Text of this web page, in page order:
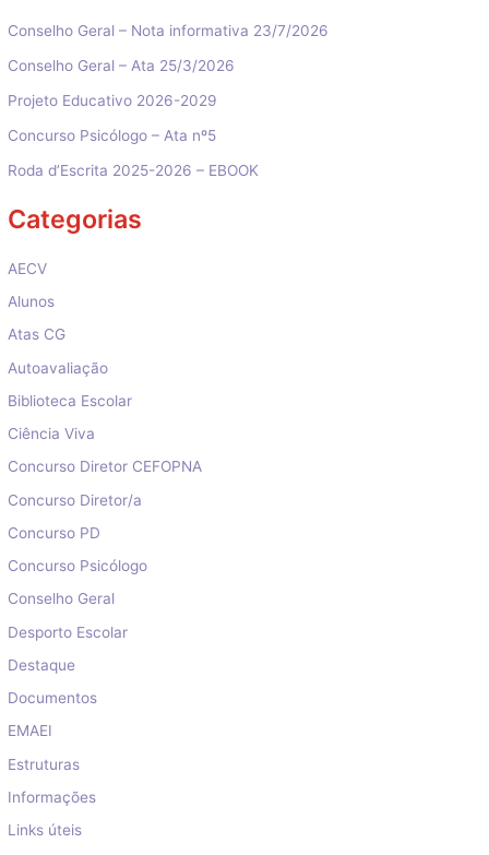
Conselho Geral – Nota informativa 23/7/2026
Conselho Geral – Ata 25/3/2026
Projeto Educativo 2026-2029
Concurso Psicólogo – Ata nº5
Roda d’Escrita 2025-2026 – EBOOK
Categorias
AECV
Alunos
Atas CG
Autoavaliação
Biblioteca Escolar
Ciência Viva
Concurso Diretor CEFOPNA
Concurso Diretor/a
Concurso PD
Concurso Psicólogo
Conselho Geral
Desporto Escolar
Destaque
Documentos
EMAEI
Estruturas
Informações
Links úteis